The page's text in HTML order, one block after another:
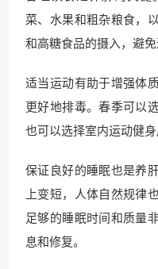
菜、水果和粗杂粮食，
和高糖食品的摄入，避免
适当运动有助于增强体
更好地排毒。春季可以
也可以选择室内运动健身
保证良好的睡眠也是养
上变短，人体自然规律
足够的睡眠时间和质量
息和修复。